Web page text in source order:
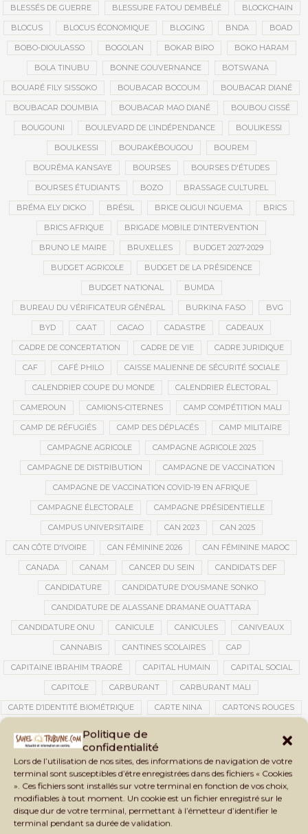
Politique de
confidentialité
Lors de l’utilisation de nos sites, des informations de navigation de votre
terminal sont susceptibles d’être enregistrées dans des fichiers « Cookies
». Ces fichiers sont installés sur votre terminal en fonction de vos choix,
modifiables à tout moment. Un cookie est un fichier enregistré sur le
disque dur de votre terminal, permettant à l’émetteur d’identifier le
terminal pendant sa durée de validation.
BLESSÉS DE GUERRE BLESSURE FATOU DEMBÉLÉ BLOCKCHAIN
BLOCUS BLOCUS ÉCONOMIQUE BLOGING BNDA BOAD
BOBO-DIOULASSO BOGOLAN BOKAR BIRO BOKO HARAM
BOLA TINUBU BONNE GOUVERNANCE BOTSWANA
BOUARÉ FILY SISSOKO BOUBACAR BOCOUM BOUBACAR DIANÉ
BOUBACAR DOUMBIA BOUBACAR MAO DIANÉ BOUBOU CISSÉ
BOUGOUNI BOULEVARD DE L’INDÉPENDANCE BOULIKESSI
BOULKESSI BOURAKÉBOUGOU BOUREM
BOURÉMA KANSAYE BOURSES BOURSES D'ÉTUDES
BOURSES ÉTUDIANTS BOZO BRASSAGE CULTUREL
BRÉMA ELY DICKO BRÉSIL BRICE OLIGUI NGUEMA BRICS
BRICS AFRIQUE BRIGADE MOBILE D’INTERVENTION
BRUNO LE MAIRE BRUXELLES BUDGET 2027-2029
BUDGET AGRICOLE BUDGET DE LA PRÉSIDENCE
BUDGET NATIONAL BUMDA
BUREAU DU VÉRIFICATEUR GÉNÉRAL BURKINA FASO BVG
BYD CAAT CACAO CADASTRE CADEAUX
CADRE DE CONCERTATION CADRE DE VIE CADRE JURIDIQUE
CAF CAFÉ PHILO CAISSE MALIENNE DE SÉCURITÉ SOCIALE
CALENDRIER COUPE DU MONDE CALENDRIER ÉLECTORAL
CAMEROUN CAMIONS-CITERNES CAMP COMPÉTITION MALI
CAMP DE RÉFUGIÉS CAMP DES DÉPLACÉS CAMP MILITAIRE
CAMPAGNE AGRICOLE CAMPAGNE AGRICOLE 2025
CAMPAGNE DE DISTRIBUTION CAMPAGNE DE VACCINATION
CAMPAGNE DE VACCINATION COVID-19 EN AFRIQUE
CAMPAGNE ÉLECTORALE CAMPAGNE PRÉSIDENTIELLE
CAMPUS UNIVERSITAIRE CAN 2023 CAN 2025
CAN CÔTE D'IVOIRE CAN FÉMININE 2026 CAN FÉMININE MAROC
CANADA CANAM CANCER DU SEIN CANDIDATS DEF
CANDIDATURE CANDIDATURE D'OUSMANE SONKO
CANDIDATURE DE ALASSANE DRAMANE OUATTARA
CANDIDATURE ONU CANICULE CANICULES CANIVEAUX
CANNABIS CANTINES SCOLAIRES CAP
CAPITAINE IBRAHIM TRAORÉ CAPITAL HUMAIN CAPITAL SOCIAL
CAPITOLE CARBURANT CARBURANT MALI
CARTE D’IDENTITÉ BIOMÉTRIQUE CARTE NINA CARTONS ROUGES
CATASTROPHES CLIMATIQUES
CAUTION 10 000 DOLLARS CAUTION DE VISA CDAT CECOGEC
CÉDÉAO CEDEAO CEI CÉLÉBRATION NATIONALE CEMAC
CEMAPI CEN-SNESUP CENOU CENSURE
CENTRAFRIQUE CENTRALE SOLAIRE